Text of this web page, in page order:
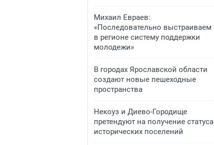
​Михаил Евраев:
«Последовательно выстраиваем
в регионе систему поддержки
молодежи»
​В городах Ярославской области
создают новые пешеходные
пространства
​Некоуз и Диево-Городище
претендуют на получение статуса
исторических поселений